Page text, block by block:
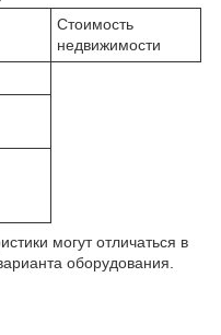
Стоимость
недвижимости
могут отличаться в
оборудования.